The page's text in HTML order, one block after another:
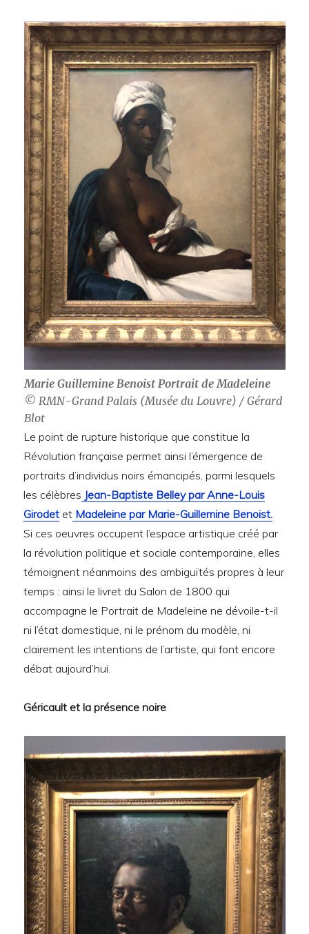
Marie Guillemine Benoist Portrait de Madeleine
© RMN-Grand Palais (Musée du Louvre) / Gérard
Blot
Le point de rupture historique que constitue la
Révolution française permet ainsi l’émergence de
portraits d’individus noirs émancipés, parmi lesquels
les célèbres Jean-Baptiste Belley par Anne-Louis
Girodet et Madeleine par Marie-Guillemine Benoist.
Si ces oeuvres occupent l’espace artistique créé par
la révolution politique et sociale contemporaine, elles
témoignent néanmoins des ambiguïtés propres à leur
temps : ainsi le livret du Salon de 1800 qui
accompagne le Portrait de Madeleine ne dévoile-t-il
ni l’état domestique, ni le prénom du modèle, ni
clairement les intentions de l’artiste, qui font encore
débat aujourd’hui.
Géricault et la présence noire